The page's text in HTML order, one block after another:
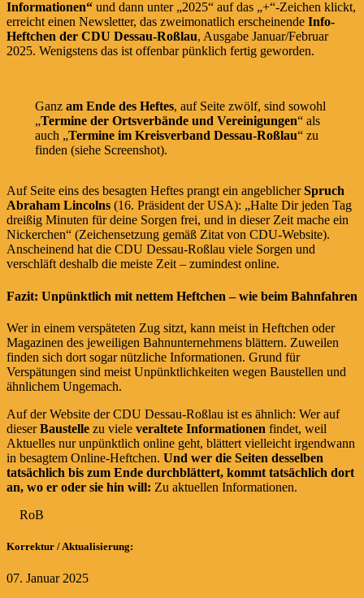
Informationen“ und dann unter „2025“ auf das „+“-Zeichen klickt,
erreicht einen Newsletter, das zweimonatlich erscheinende Info-
Heftchen der CDU Dessau-Roßlau, Ausgabe Januar/Februar
2025. Wenigstens das ist offenbar pünklich fertig geworden.
Ganz am Ende des Heftes, auf Seite zwölf, sind sowohl
„Termine der Ortsverbände und Vereinigungen“ als
auch „Termine im Kreisverband Dessau-Roßlau“ zu
finden (siehe Screenshot).
Auf Seite eins des besagten Heftes prangt ein angeblicherSpruch
Abraham Lincolns (16. Präsident der USA): „Halte Dir jeden Tag
dreißig Minuten für deine Sorgen frei, und in dieser Zeit mache ein
Nickerchen“ (Zeichensetzung gemäß Zitat von CDU-Website).
Anscheinend hat die CDU Dessau-Roßlau viele Sorgen und
verschläft deshalb die meiste Zeit – zumindest online.
Fazit: Unpünktlich mit nettem Heftchen – wie beim Bahnfahren
Wer in einem verspäteten Zug sitzt, kann meist in Heftchen oder
Magazinen des jeweiligen Bahnunternehmens blättern. Zuweilen
finden sich dort sogar nützliche Informationen. Grund für
Verspätungen sind meist Unpünktlichkeiten wegen Baustellen und
ähnlichem Ungemach.
Auf der Website der CDU Dessau-Roßlau ist es ähnlich: Wer auf
dieserBaustelle zu viele veraltete Informationen findet, weil
Aktuelles nur unpünktlich online geht, blättert vielleicht irgendwann
in besagtem Online-Heftchen. Und wer die Seiten desselben
tatsächlich bis zum Ende durchblättert, kommt tatsächlich dort
an, wo er oder sie hin will: Zu aktuellen Informationen.
RoB
Korrektur / Aktualisierung:
07. Januar 2025